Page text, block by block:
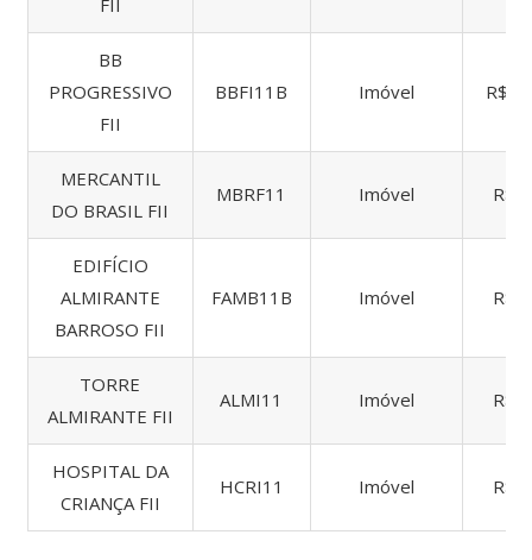
BB
PROGRESSIVO
FII
BBFI11B Imóvel R$
MERCANTIL
DO BRASIL FII
MBRF11 Imóvel R$
EDIFÍCIO
ALMIRANTE
BARROSO FII
FAMB11B Imóvel R$
TORRE
ALMIRANTE FII
ALMI11 Imóvel R$
HOSPITAL DA
CRIANÇA FII
HCRI11 Imóvel R$